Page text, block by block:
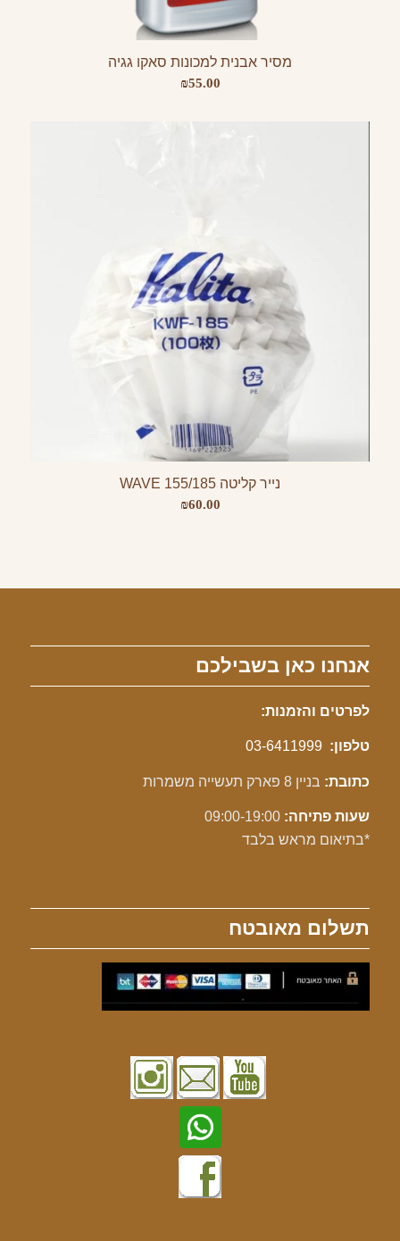
מסיר אבנית למכונות סאקו גגיה
₪55.00
נייר קליטה WAVE 155/185
₪60.00
אנחנו כאן בשבילכם
לפרטים והזמנות:
טלפון: 03-6411999
כתובת: בניין 8 פארק תעשייה משמרות
שעות פתיחה:
*בתיאום מראש בלבד
תשלום מאובטח